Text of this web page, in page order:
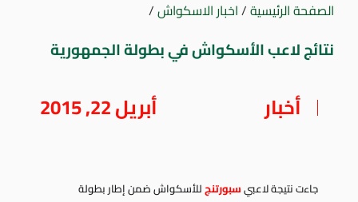
الصفحة الرئيسية/اخبار الاسكواش/
نتائج لاعب الأسكواش في بطولة الجمهورية
أخبار أبريل 22, 2015
جاءت نتيجة لاعبيسبورتنجللأسكواش ضمن إطار بطولة